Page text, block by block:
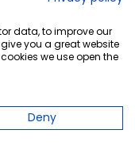
data, to improve our
you a great website
we use open the
Deny